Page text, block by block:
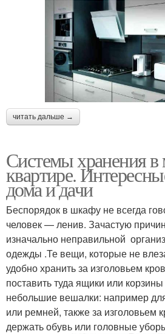
читать дальше →
Системы хранения в
квартире.
дома и дачи
Беспорядок в шкафу не всегда
человек — ленив. Зачастую
изначально неправильной
одежды .Те вещи, которые не
удобно хранить за изголовьем
поставить туда ящики или
небольшие вешалки: например
или ремней, также за изголовьем
держать обувь или головные